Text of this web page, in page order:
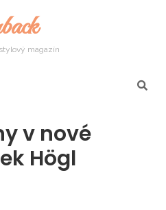
magazín
v nové
Högl